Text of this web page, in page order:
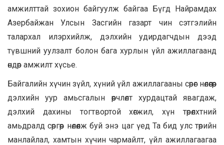
амжилттай зохион байгуулж байгаа Бүгд Найрамдах
Азербайжан Улсын Засгийн газарт чин сэтгэлийн
талархал илэрхийлж, дэлхийн удирдагчдын дээд
түвшний уулзалт болон бага хурлын үйл ажиллагаанд
өндөр амжилт хүсье.
Байгалийн хүчин зүйл, хүний үйл ажиллагааны сөрөг нөлөөгөөр
дэлхийн уур амьсгалын өөрчлөлт хурдацтай явагдаж,
дэлхий дахины тогтвортой хөгжил, хүн төрөлхтний
амьдралд сөргөөр нөлөөлж буй энэ цаг үед Та бид улс төрийн
манлайлал, хамтын хүчин чармайлт, үйл ажиллагаагаа